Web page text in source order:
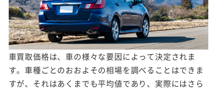
車買取価格は、車の様々な要因によって決定されま
す。車種ごとのおおよその相場を調べることはできま
すが、それはあくまでも平均値であり、実際にはさら